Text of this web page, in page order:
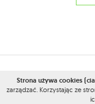
2026© WSZELKIE
PROJEKT I
Strona używa cookies
zarządzać. Korzystając ze